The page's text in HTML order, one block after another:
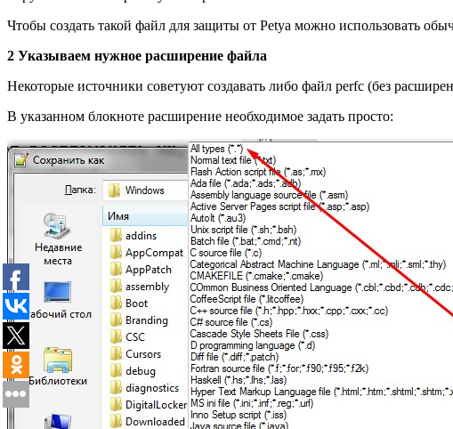
Чтобы создать такой файл для защиты от Petya можно использовать
2 Указываем нужное расширение файла
Некоторые источники советуют создавать либо файл perfc (без
В указанном блокноте расширение необходимое задать просто: